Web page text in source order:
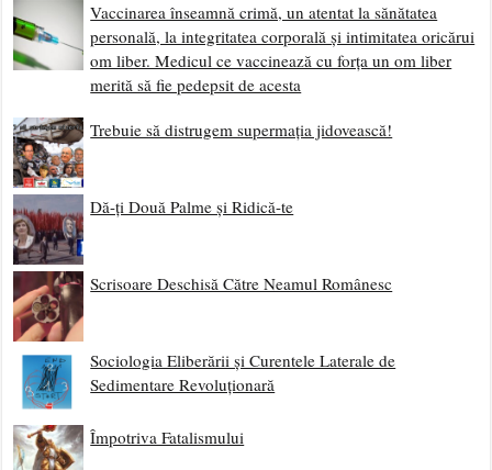
Vaccinarea înseamnă crimă, un atentat la sănătatea
personală, la integritatea corporală și intimitatea oricărui
om liber. Medicul ce vaccinează cu forța un om liber
merită să fie pedepsit de acesta
Trebuie să distrugem supermația jidovească!
Dă-ți Două Palme și Ridică-te
Scrisoare Deschisă Către Neamul Românesc
Sociologia Eliberării și Curentele Laterale de
Sedimentare Revoluționară
Împotriva Fatalismului